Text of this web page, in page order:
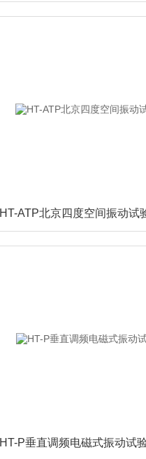
HT-ATP北京四度空间振动试
HT-P垂直调频电磁式振动试